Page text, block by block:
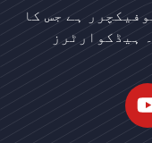
ہے جس کا
ہیڈکوارٹرز